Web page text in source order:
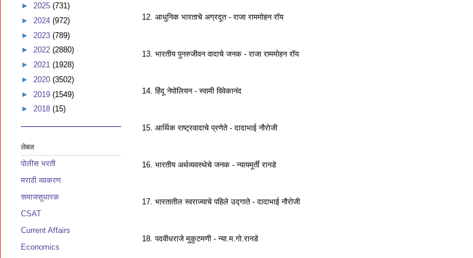
12. आधुनिक भारताचे अग्रदूत - राजा राममोहन रॉय
13. भारतीय पुनरुजीवन वादाचे जनक - राजा राममोहन रॉय
14. हिंदू नेपोलियन - स्वामी विवेकानंद
15. आर्थिक राष्ट्रवादाचे प्रणेते - दादाभाई नौरोजी
16. भारतीय अर्थव्यवस्थेचे जनक - न्यायमूर्ती रानडे
17. भारतातील स्वराज्याचे पहिले उद्गाते - दादाभाई नौरोजी
18. पदवीधराजे मुकुटमणी - न्या.म.गो.रानडे
► 2025 (731)
► 2024 (972)
► 2023 (789)
► 2022 (2880)
► 2021 (1928)
► 2020 (3502)
► 2019 (1549)
► 2018 (15)
लेबल
पोलीस भरती
मराठी व्याकरण
समाजसुधारक
CSAT
Current Affairs
Economics